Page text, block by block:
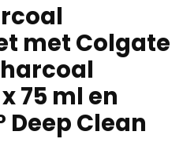
met Colgate
75 ml en
Deep Clean